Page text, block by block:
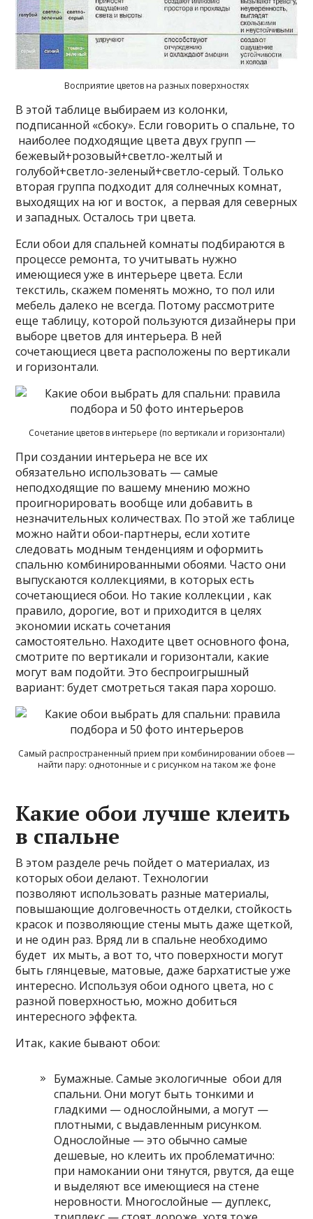
Восприятие цветов на разных поверхностях
В этой таблице выбираем из колонки,
подписанной «сбоку». Если говорить о спальне, то
наиболее подходящие цвета двух групп —
бежевый+розовый+светло-желтый и
голубой+светло-зеленый+светло-серый. Только
вторая группа подходит для солнечных комнат,
выходящих на юг и восток, а первая для северных
и западных. Осталось три цвета.
Если обои для спальней комнаты подбираются в
процессе ремонта, то учитывать нужно
имеющиеся уже в интерьере цвета. Если
текстиль, скажем поменять можно, то пол или
мебель далеко не всегда. Потому рассмотрите
еще таблицу, которой пользуются дизайнеры при
выборе цветов для интерьера. В ней
сочетающиеся цвета расположены по вертикали
и горизонтали.
Сочетание цветов в интерьере (по вертикали и горизонтали)
При создании интерьера не все их
обязательно использовать — самые
неподходящие по вашему мнению можно
проигнорировать вообще или добавить в
незначительных количествах. По этой же таблице
можно найти обои-партнеры, если хотите
следовать модным тенденциям и оформить
спальню комбинированными обоями. Часто они
выпускаются коллекциями, в которых есть
сочетающиеся обои. Но такие коллекции , как
правило, дорогие, вот и приходится в целях
экономии искать сочетания
самостоятельно. Находите цвет основного фона,
смотрите по вертикали и горизонтали, какие
могут вам подойти. Это беспроигрышный
вариант: будет смотреться такая пара хорошо.
Самый распространенный прием при комбинировании обоев —
найти пару: однотонные и с рисунком на таком же фоне
Какие обои лучше клеить
в спальне
В этом разделе речь пойдет о материалах, из
которых обои делают. Технологии
позволяют использовать разные материалы,
повышающие долговечность отделки, стойкость
красок и позволяющие стены мыть даже щеткой,
и не один раз. Вряд ли в спальне необходимо
будет их мыть, а вот то, что поверхности могут
быть глянцевые, матовые, даже бархатистые уже
интересно. Используя обои одного цвета, но с
разной поверхностью, можно добиться
интересного эффекта.
Итак, какие бывают обои:
Бумажные. Самые экологичные обои для
спальни. Они могут быть тонкими и
гладкими — однослойными, а могут —
плотными, с выдавленным рисунком.
Однослойные — это обычно самые
дешевые, но клеить их проблематично:
при намокании они тянутся, рвутся, да еще
и выделяют все имеющиеся на стене
неровности. Многослойные — дуплекс,